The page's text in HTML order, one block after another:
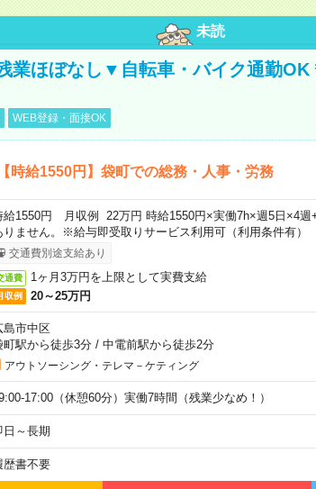
未読
業ほぼなし▼自転車・バイク通勤OK
WEB登録・面接OK
時給1550円】袋町での総務・人事・労務
給1550円 月収例 22万円 時給1550円×実働7h×週5日×4
りません。※給与即受取りサービス利用可（利用条件有）
交通費別途支給あり
通費 1ヶ月3万円を上限として実費支給
収例 20～25万円
島市中区
町駅から徒歩3分/ 中電前駅から徒歩2分
アウトソーシング・テレマ－ケティング
17:00（休憩60分）実働7時間（残業少なめ！）
日～長期
歴書不要